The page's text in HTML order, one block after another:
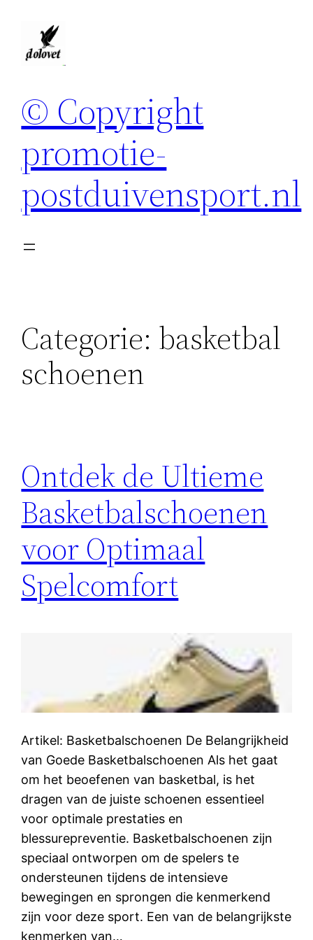
© Copyright
promotie-
postduivensport.nl
Categorie: basketbal
schoenen
Ontdek de Ultieme
Basketbalschoenen
voor Optimaal
Spelcomfort
Artikel: Basketbalschoenen De Belangrijkheid
van Goede Basketbalschoenen Als het gaat
om het beoefenen van basketbal, is het
dragen van de juiste schoenen essentieel
voor optimale prestaties en
blessurepreventie. Basketbalschoenen zijn
speciaal ontworpen om de spelers te
ondersteunen tijdens de intensieve
bewegingen en sprongen die kenmerkend
zijn voor deze sport. Een van de belangrijkste
kenmerken van…